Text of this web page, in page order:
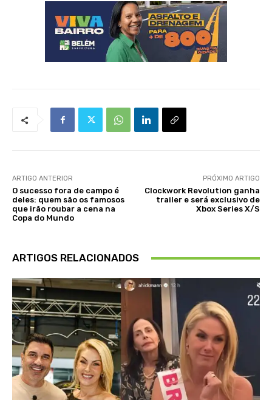
ARTIGO ANTERIOR
O sucesso fora de campo é
deles: quem são os famosos
que irão roubar a cena na
Copa do Mundo
PRÓXIMO ARTIGO
Clockwork Revolution ganha
trailer e será exclusivo de
Xbox Series X/S
ARTIGOS RELACIONADOS